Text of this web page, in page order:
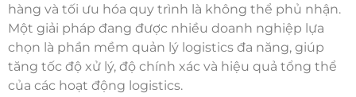
hàng và tối ưu hóa quy trình là không thể phủ nhận.
Một giải pháp đang được nhiều doanh nghiệp lựa
chọn là phần mềm quản lý logistics đa năng, giúp
tăng tốc độ xử lý, độ chính xác và hiệu quả tổng thể
của các hoạt động logistics.